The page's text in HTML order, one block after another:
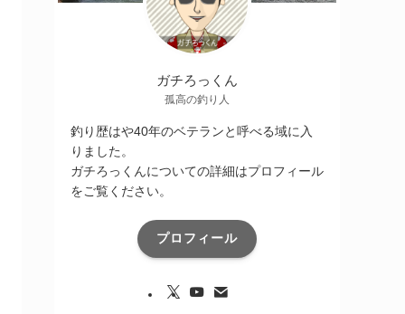
ガチろっくん
孤高の釣り人
釣り歴はや40年のベテランと呼べる域に入
りました。
ガチろっくんについての詳細はプロフィール
をご覧ください。
プロフィール